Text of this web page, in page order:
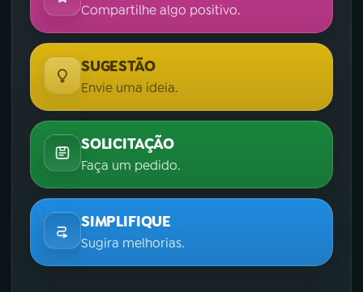
Compartilhe algo positivo.
SUGESTÃO
Envie uma ideia.
SOLICITAÇÃO
Faça um pedido.
SIMPLIFIQUE
Sugira melhorias.